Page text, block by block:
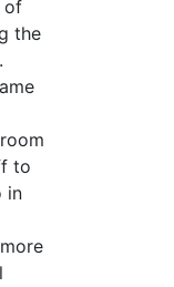
of
the
to
in